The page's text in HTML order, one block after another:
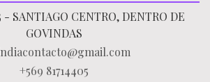
- SANTIAGO CENTRO, DENTRO DE
GOVINDAS
+569 81714405